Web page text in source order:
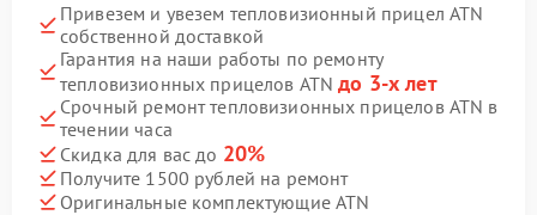
Привезем и увезем тепловизионный прицел ATN
собственной доставкой
Гарантия на наши работы по ремонту
тепловизионных прицелов ATNдо 3-х лет
Срочный ремонт тепловизионных прицелов ATN в
течении часа
Скидка для вас до 20%
Получите 1500 рублей на ремонт
Оригинальные комплектующие ATN